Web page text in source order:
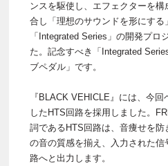
ンスを駆使し、エフェクターを
合し「理想のサウンドを形にす
「Integrated Series」の開発プロ
た。記念すべき「Integrated
ブペダル」です。
『BLACK VEHICLE』には、今
したHTS回路を採用しました。
詞であるHTS回路は、音痩せを
の音の質感を揃え、入力された信
路へと出力します。